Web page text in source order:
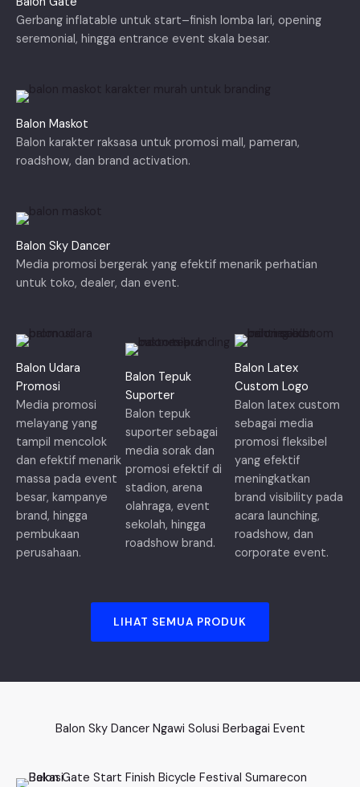
Gerbang inflatable untuk start–finish lomba lari, opening
seremonial, hingga entrance event skala besar.
Balon Maskot
Balon karakter raksasa untuk promosi mall, pameran,
roadshow, dan brand activation.
Balon Sky Dancer
Media promosi bergerak yang efektif menarik perhatian
untuk toko, dealer, dan event.
Balon Udara
Promosi
Media promosi
melayang yang
tampil mencolok
dan efektif menarik
massa pada event
besar, kampanye
brand, hingga
pembukaan
perusahaan.
Balon Tepuk
Suporter
Balon tepuk
suporter sebagai
media sorak dan
promosi efektif di
stadion, arena
olahraga, event
sekolah, hingga
roadshow brand.
Balon Latex
Custom Logo
Balon latex custom
sebagai media
promosi fleksibel
yang efektif
meningkatkan
brand visibility pada
acara launching,
roadshow, dan
corporate event.
LIHAT SEMUA PRODUK
Balon Sky Dancer Ngawi Solusi Berbagai Event